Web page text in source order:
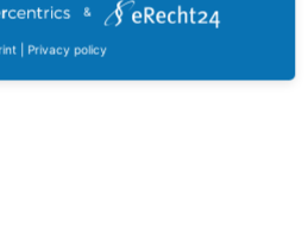
&
| Privacy policy